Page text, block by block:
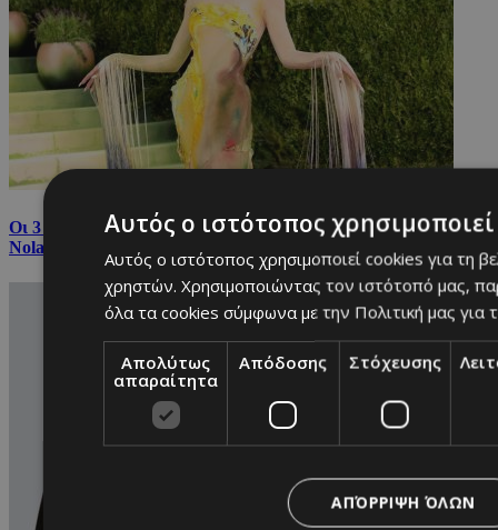
Οι 3 Κύπριες που μοιάζουν να βγήκαν από την «Οδύσσεια» του
Nolan
Αυτός ο ιστότοπος
Αυτός ο ιστότοπος χρησιμοποιεί cookies για τη
χρηστών. Χρησιμοποιώντας τον ιστότοπό μας,
όλα τα cookies σύμφωνα με την Πολιτική μας για
Απολύτως
απαραίτητα
Απόδοσης Στόχευσης
ΑΠΌΡΡΙΨΗ ΌΛΩΝ